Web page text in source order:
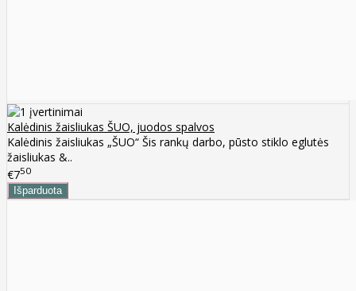
Kalėdinis žaisliukas ŠUO, juodos spalvos
Kalėdinis žaisliukas „ŠUO“ Šis rankų darbo, pūsto stiklo eglutės
žaisliukas &..
€750